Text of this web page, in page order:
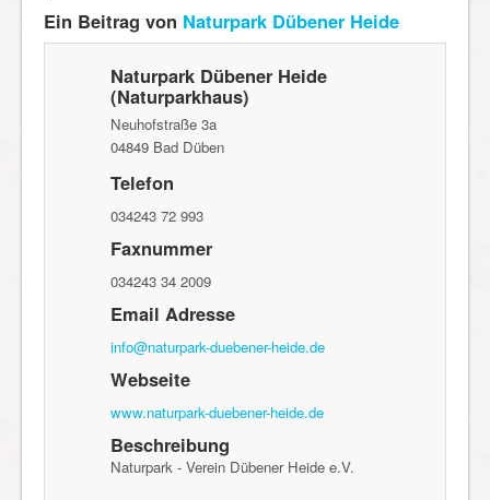
Ein Beitrag von Naturpark Dübener Heide
Naturpark Dübener Heide
(Naturparkhaus)
Neuhofstraße 3a
04849 Bad Düben
Telefon
034243 72 993
Faxnummer
034243 34 2009
Email Adresse
info@naturpark-duebener-heide.de
Webseite
www.naturpark-duebener-heide.de
Beschreibung
Naturpark - Verein Dübener Heide e.V.